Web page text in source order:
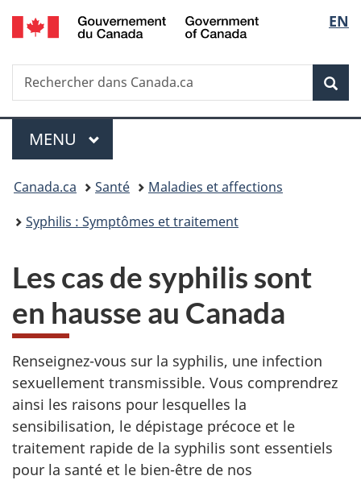
Passer
au
principal
Passer
à
Au
du
Passer
à
version
simplifiée
de
la
EN
Recherche
Rechercher
dans
Menu
MENU PRINCIPAL
Vous
êtes
Canada.ca Santé
Maladies et affections
Syphilis : Symptômes et traitement
Les cas de syphilis sont
en hausse au Canada
Renseignez-vous sur la syphilis, une infection
sexuellement transmissible. Vous comprendrez
ainsi les raisons pour lesquelles la
sensibilisation, le dépistage précoce et le
traitement rapide de la syphilis sont essentiels
pour la santé et le bien-être de nos